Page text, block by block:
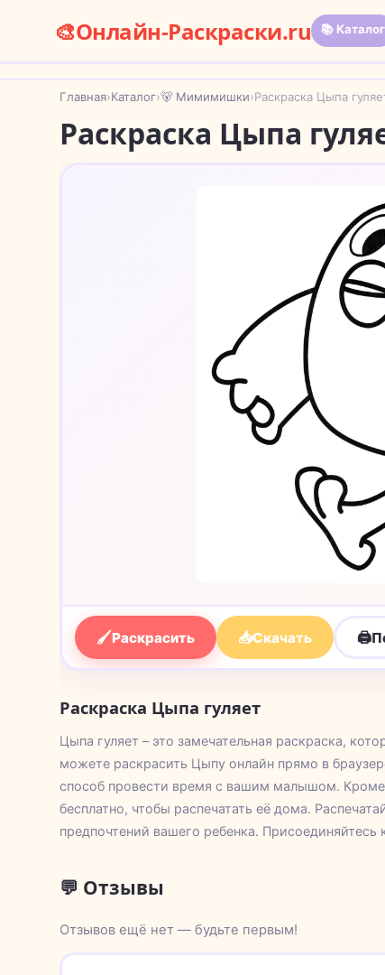
🎨Онлайн-Раскраски.ru 📚 Каталог
Главная›Каталог›🐻 Мимимишки›Раскраска Цыпа
Раскраска Цыпа
🖌Раскрасить 📥Скачать 🖨
Раскраска Цыпа гуляет
Цыпа гуляет – это замечательная раскраска,
можете раскрасить Цыпу онлайн прямо в
способ провести время с вашим малышом.
бесплатно, чтобы распечатать её дома.
предпочтений вашего ребенка.
💬 Отзывы
Отзывов ещё нет — будьте первым!